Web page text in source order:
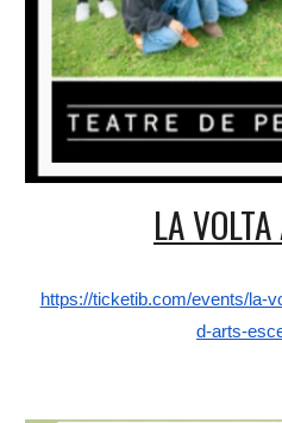
LA
https://ticketib.com/events/la-
d-arts-